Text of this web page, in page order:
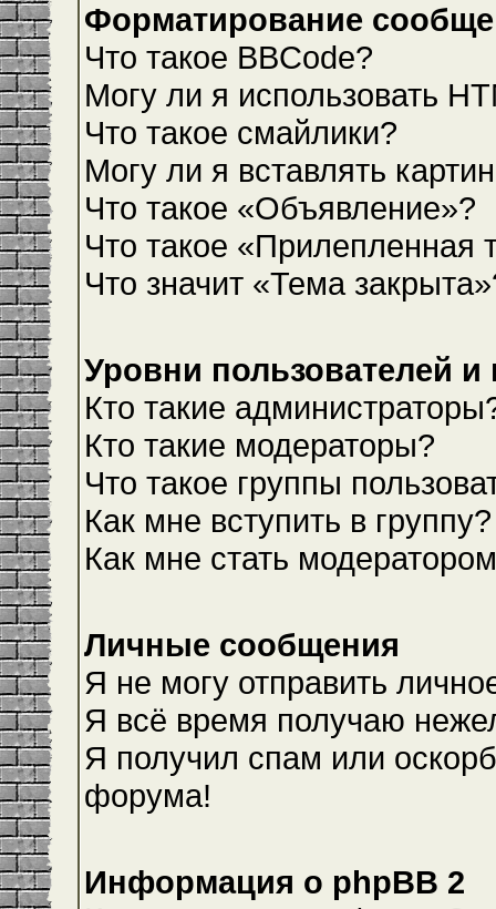
Форматирование
Что такое BBCode?
Могу ли я использовать
Что такое смайлики?
Могу ли я вставлять
Что такое «Объявление»?
Что такое «Прилепленная
Что значит «Тема
Уровни пользователей и
Кто такие
Кто такие модераторы?
Что такое группы
Как мне вступить в группу?
Как мне стать
Личные сообщения
Я не могу отправить
Я всё время получаю
Я получил спам или
форума!
Информация о phpBB 2